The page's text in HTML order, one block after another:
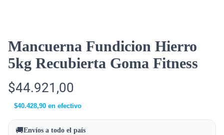
Mancuerna Fundicion Hierro
5kg Recubierta Goma Fitness
$44.921,00
$40.428,90 en efectivo
🚚Envíos a todo el país